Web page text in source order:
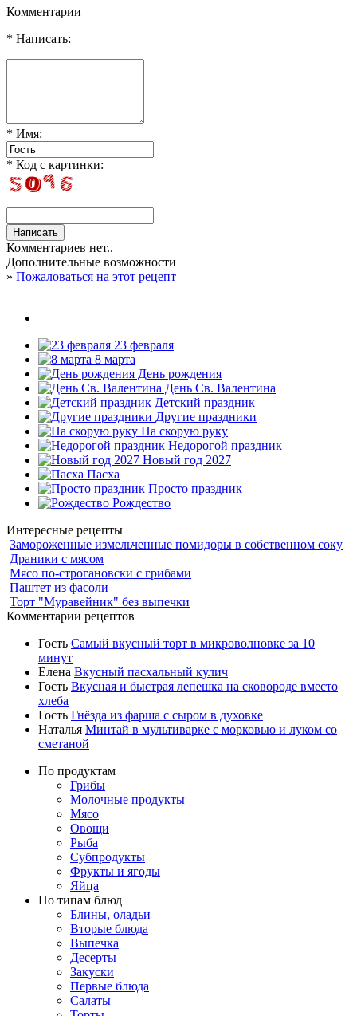
Комментарии
* Написать:
* Имя:
* Код с картинки:
Комментариев нет..
Дополнительные возможности
» Пожаловаться на этот рецепт
23 февраля
8 марта
День рождения
День Св. Валентина
Детский праздник
Другие праздники
На скорую руку
Недорогой праздник
Новый год 2027
Пасха
Просто праздник
Рождество
Интересные рецепты
Замороженные измельченные помидоры в собственном соку
Драники с мясом
Мясо по-строгановски с грибами
Паштет из фасоли
Торт "Муравейник" без выпечки
Комментарии рецептов
Гость Самый вкусный торт в микроволновке за 10
минут
Елена Вкусный пасхальный кулич
Гость Вкусная и быстрая лепешка на сковороде вместо
хлеба
Гость Гнёзда из фарша с сыром в духовке
Наталья Минтай в мультиварке с морковью и луком со
сметаной
По продуктам
Грибы
Молочные продукты
Мясо
Овощи
Рыба
Субпродукты
Фрукты и ягоды
Яйца
По типам блюд
Блины, оладьи
Вторые блюда
Выпечка
Десерты
Закуски
Первые блюда
Салаты